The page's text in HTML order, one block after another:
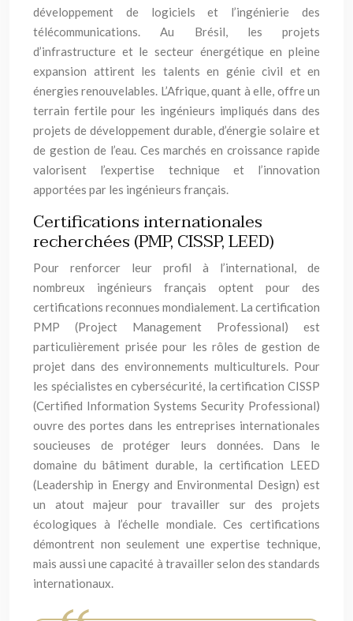
développement de logiciels et l’ingénierie des
télécommunications. Au Brésil, les projets
d’infrastructure et le secteur énergétique en pleine
expansion attirent les talents en génie civil et en
énergies renouvelables. L’Afrique, quant à elle, offre un
terrain fertile pour les ingénieurs impliqués dans des
projets de développement durable, d’énergie solaire et
de gestion de l’eau. Ces marchés en croissance rapide
valorisent l’expertise technique et l’innovation
apportées par les ingénieurs français.
Certifications internationales
recherchées (PMP, CISSP, LEED)
Pour renforcer leur profil à l’international, de
nombreux ingénieurs français optent pour des
certifications reconnues mondialement. La certification
PMP (Project Management Professional) est
particulièrement prisée pour les rôles de gestion de
projet dans des environnements multiculturels. Pour
les spécialistes en cybersécurité, la certification CISSP
(Certified Information Systems Security Professional)
ouvre des portes dans les entreprises internationales
soucieuses de protéger leurs données. Dans le
domaine du bâtiment durable, la certification LEED
(Leadership in Energy and Environmental Design) est
un atout majeur pour travailler sur des projets
écologiques à l’échelle mondiale. Ces certifications
démontrent non seulement une expertise technique,
mais aussi une capacité à travailler selon des standards
internationaux.